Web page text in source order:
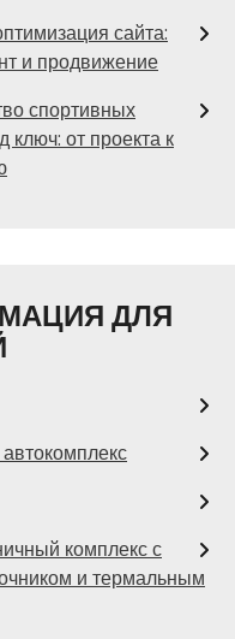
сайта:
и продвижение
спортивных
ключ: от проекта к
ДЛЯ
комплекс с
и термальным